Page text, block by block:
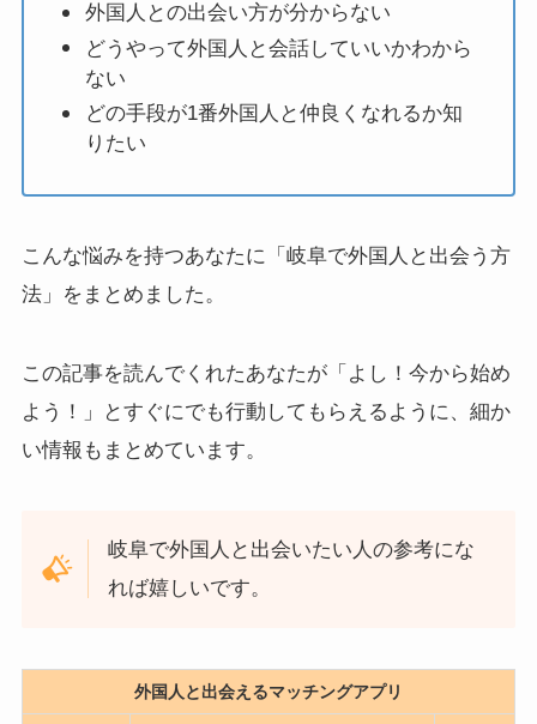
外国人との出会い方が分からない
どうやって外国人と会話していいかわから
ない
どの手段が1番外国人と仲良くなれるか知
りたい
こんな悩みを持つあなたに「岐阜で外国人と出会う方
法」をまとめました。
この記事を読んでくれたあなたが「よし！今から始め
よう！」とすぐにでも行動してもらえるように、細か
い情報もまとめています。
岐阜で外国人と出会いたい人の参考にな
れば嬉しいです。
外国人と出会えるマッチングアプリ